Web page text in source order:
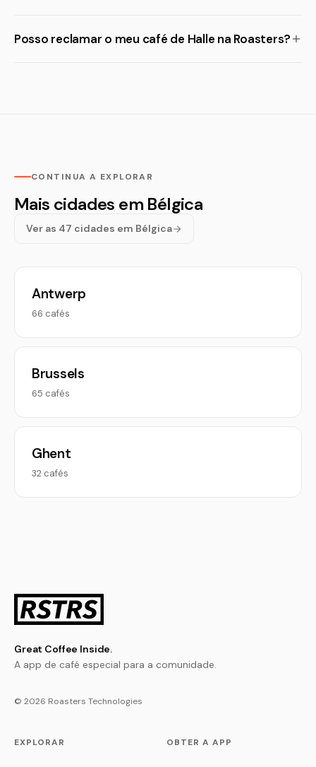
Posso reclamar o meu café de Halle na Roasters?
CONTINUA A EXPLORAR
Mais cidades em Bélgica
Ver as 47 cidades em Bélgica
Antwerp
66 cafés
Brussels
65 cafés
Ghent
32 cafés
Great Coffee Inside.
A app de café especial para a comunidade.
© 2026 Roasters Technologies
EXPLORAR OBTER A APP